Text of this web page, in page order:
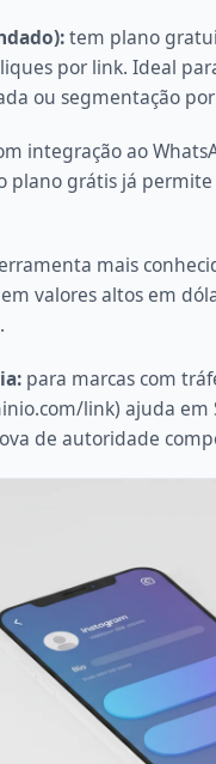
tem plano
por link. Ideal
ou segmentação por
integração ao
plano grátis já permite
mais
valores altos em
para marcas com
link) ajuda
de autoridade